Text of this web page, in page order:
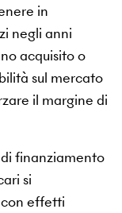
in
negli anni
acquisito o
sul mercato
il margine di
finanziamento
si
effetti